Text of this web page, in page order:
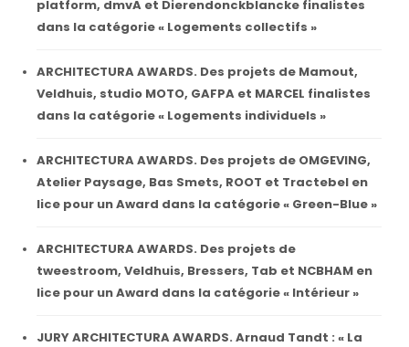
platform, dmvA et Dierendonckblancke finalistes
dans la catégorie « Logements collectifs »
ARCHITECTURA AWARDS. Des projets de Mamout,
Veldhuis, studio MOTO, GAFPA et MARCEL finalistes
dans la catégorie « Logements individuels »
ARCHITECTURA AWARDS. Des projets de OMGEVING,
Atelier Paysage, Bas Smets, ROOT et Tractebel en
lice pour un Award dans la catégorie « Green-Blue »
ARCHITECTURA AWARDS. Des projets de
tweestroom, Veldhuis, Bressers, Tab et NCBHAM en
lice pour un Award dans la catégorie « Intérieur »
JURY ARCHITECTURA AWARDS. Arnaud Tandt : « La